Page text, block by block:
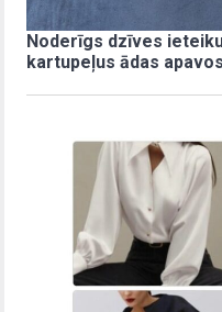
Noderīgs dzīves
kartupeļus ādas apavos